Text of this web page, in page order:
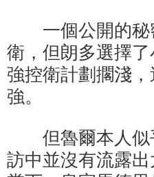
一個公開的秘
衛，但朗多選擇
強控衛計劃擱淺
強。
但魯爾本人似
訪中並沒有流露